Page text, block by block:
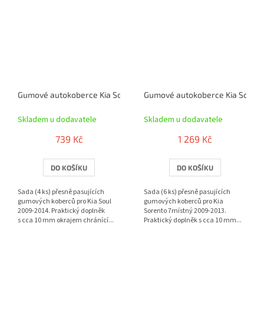
Gumové autokoberce Kia Soul 2009-2014 | RIGUM
Skladem u dodavatele
739 Kč
DO KOŠÍKU
Sada (4 ks) přesně pasujících
gumových koberců pro Kia Soul
2009-2014. Praktický doplněk
s cca 10 mm okrajem chránící...
Gumové autokoberce Kia
Skladem u dodavatele
1 269 Kč
DO KOŠÍKU
Sada (6 ks) přesně pasujících
gumových koberců pro Kia
Sorento 7místný 2009-2013.
Praktický doplněk s cca 10 mm...